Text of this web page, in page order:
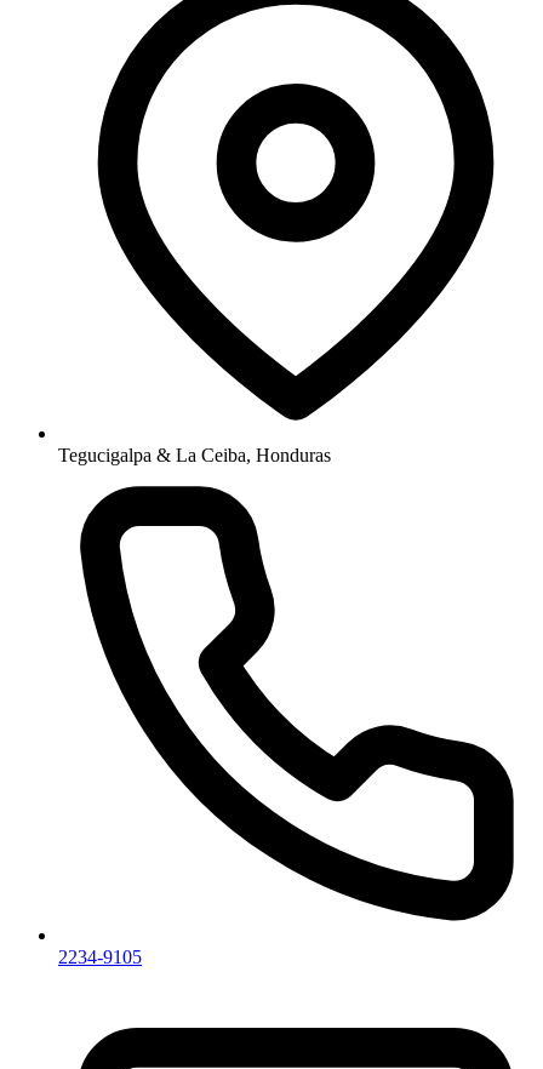
Tegucigalpa & La Ceiba, Honduras
2234-9105